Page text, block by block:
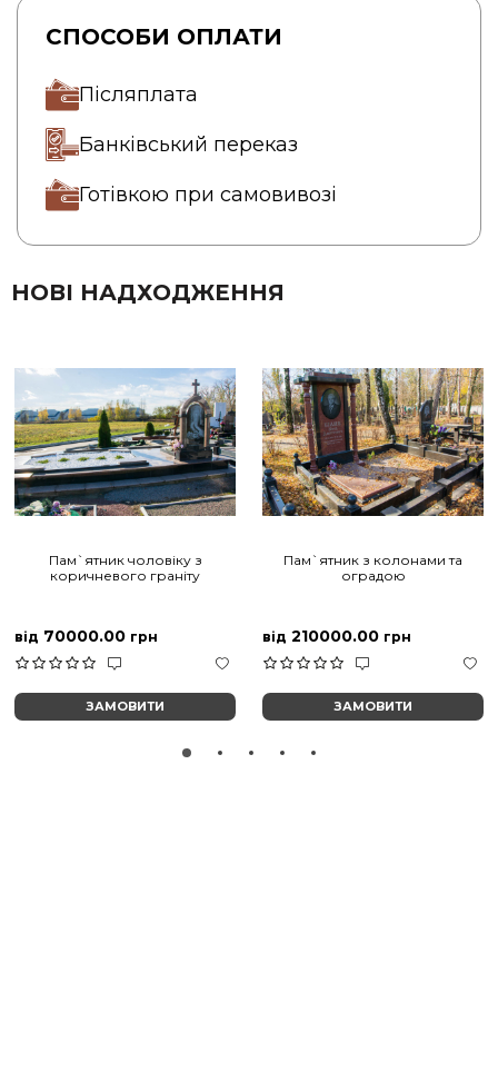
СПОСОБИ ОПЛАТИ
Післяплата
Банківський переказ
Готівкою при самовивозі
НОВІ НАДХОДЖЕННЯ
Пам`ятник чоловіку з
коричневого граніту
від 70000.00 грн
ЗАМОВИТИ
Пам`ятник з колонами та
оградою
від 210000.00 грн
ЗАМОВИТИ